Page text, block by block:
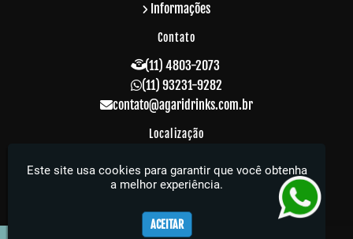
Informações
Contato
(11) 4803-2073
(11) 93231-9282
contato@agaridrinks.com.br
Localização
R. Acre, 229 - Vila Rosalia - Guarulhos / SP -
CEP: 07064-010
Agari Drinks - Sua festa muito mais elegante
Este site usa cookies para garantir que você obtenha
a melhor experiência.
ACEITAR